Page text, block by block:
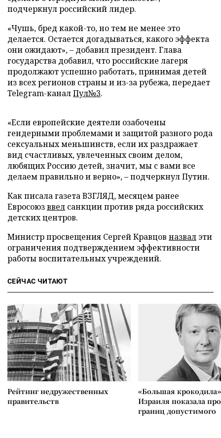
подчеркнул российский лидер.
«Чушь, бред какой-то, но тем не менее это
делается. Остается догадываться, какого эффекта
они ожидают», – добавил президент. Глава
государства добавил, что российские лагеря
продолжают успешно работать, принимая детей
из всех регионов страны и из-за рубежа, передает
Telegram-каналПул№3.
«Если европейские деятели озабочены
гендерными проблемами и защитой разного рода
сексуальных меньшинств, если их раздражает
вид счастливых, увлеченных своим делом,
любящих Россию детей, значит, мы с вами все
делаем правильно и верно», – подчеркнул Путин.
Как писала газета ВЗГЛЯД, месяцем ранее
Евросоюзввел санкции против ряда российских
детских центров.
Министр просвещения Сергей Кравцов назвал эти
ограничения подтверждением эффективности
работы воспитательных учреждений.
СЕЙЧАС ЧИТАЮТ
Рейтинг недружественных
правительств
«Большая
Израиля показала
границ допустимого